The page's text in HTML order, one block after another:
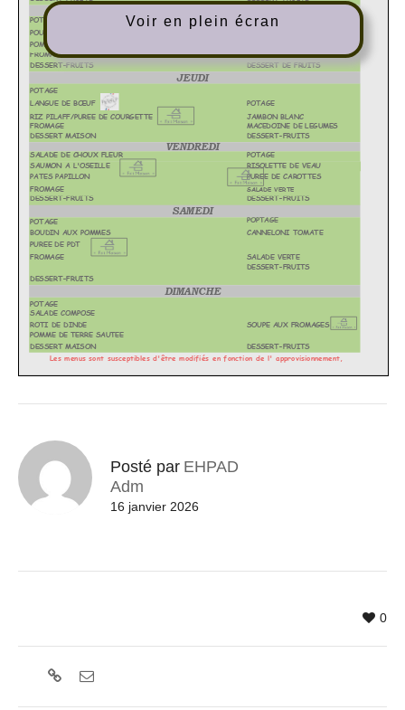
Voir en plein écran
Posté par EHPAD
Adm
16 janvier 2026
0